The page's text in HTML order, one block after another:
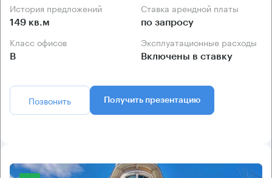
История предложений
149 кв.м
Ставка арендной платы
по запросу
Класс офисов
B
Эксплуатационные расходы
Включены в ставку
Позвонить Получить презентацию